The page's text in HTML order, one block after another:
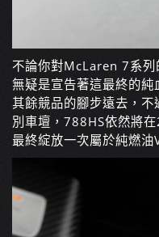
不論你對McLaren 7系
無疑是宣告著這最終的
其餘競品的腳步遠去，
別車壇，788HS依然將
最終綻放一次屬於純燃油